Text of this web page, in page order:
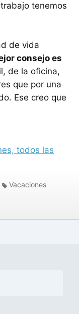
tenemos
de vida
consejo es
de la oficina,
que por una
Ese creo que
todos las
Vacaciones